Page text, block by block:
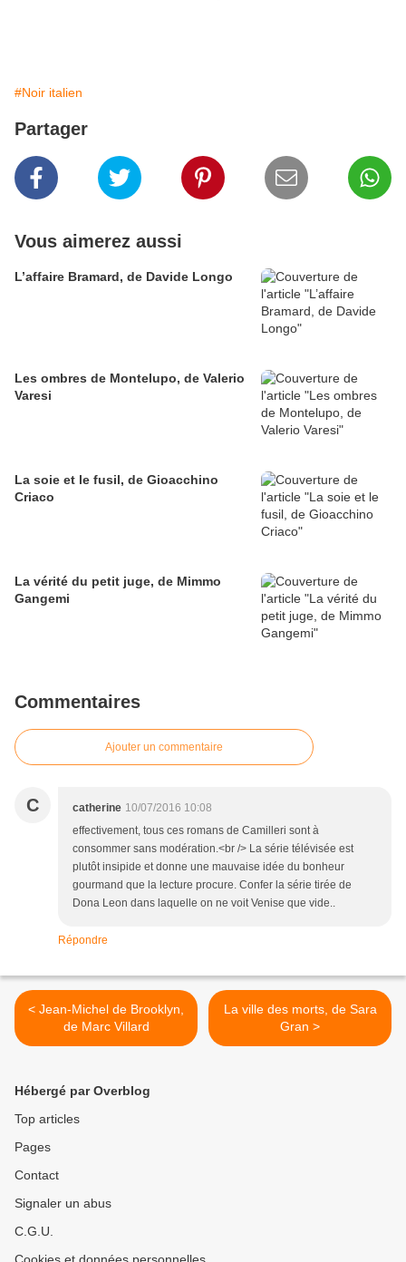
#Noir italien
Partager
Vous aimerez aussi
L’affaire Bramard, de Davide Longo
Les ombres de Montelupo, de Valerio
Varesi
La soie et le fusil, de Gioacchino
Criaco
La vérité du petit juge, de Mimmo
Gangemi
Commentaires
Ajouter un commentaire
C catherine 10/07/2016 10:08
effectivement, tous ces romans de Camilleri sont à
consommer sans modération.<br /> La série télévisée est
plutôt insipide et donne une mauvaise idée du bonheur
gourmand que la lecture procure. Confer la série tirée de
Dona Leon dans laquelle on ne voit Venise que vide..
Répondre
< Jean-Michel de Brooklyn,
de Marc Villard
La ville des morts, de Sara
Gran >
Hébergé par Overblog
Top articles
Pages
Contact
Signaler un abus
C.G.U.